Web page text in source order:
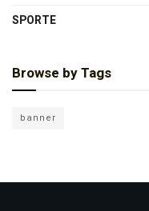
SPORTE
Browse by Tags
banner